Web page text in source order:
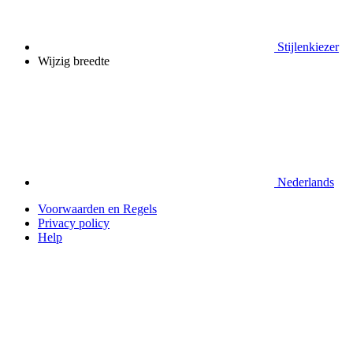
Stijlenkiezer
Wijzig breedte
Nederlands
Voorwaarden en Regels
Privacy policy
Help